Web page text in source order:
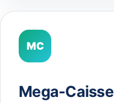
MC
Mega-Caisse